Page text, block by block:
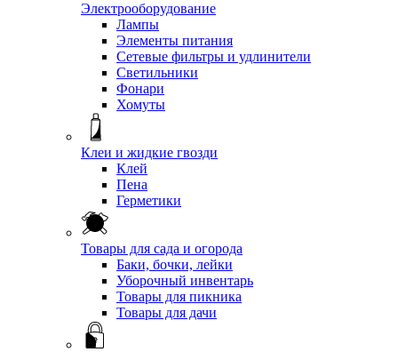
Электрооборудование
Лампы
Элементы питания
Сетевые фильтры и удлинители
Светильники
Фонари
Хомуты
Клеи и жидкие гвозди
Клей
Пена
Герметики
Товары для сада и огорода
Баки, бочки, лейки
Уборочный инвентарь
Товары для пикника
Товары для дачи